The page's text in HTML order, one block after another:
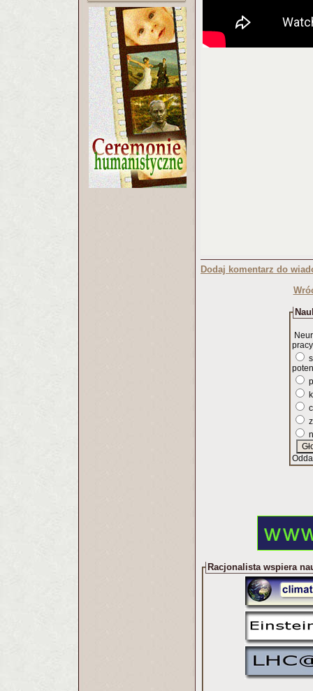
Dodaj komentarz do
Racjonalista wspiera